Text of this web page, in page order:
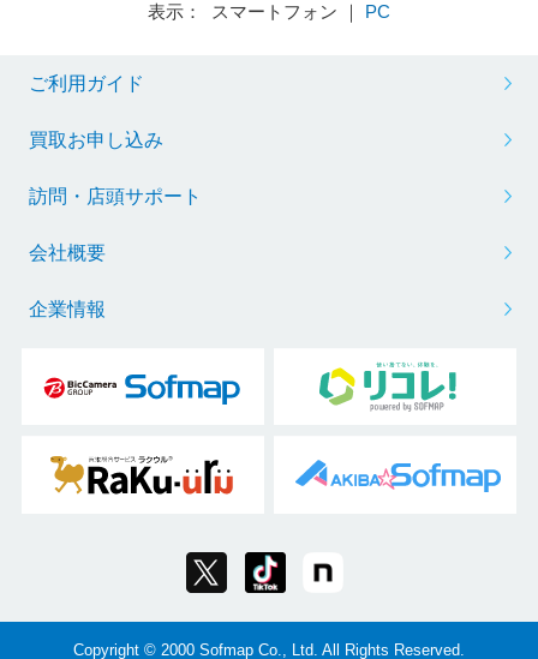
表示： スマートフォン ｜ PC
ご利用ガイド
買取お申し込み
訪問・店頭サポート
会社概要
企業情報
Copyright © 2000 Sofmap Co., Ltd. All Rights Reserved.